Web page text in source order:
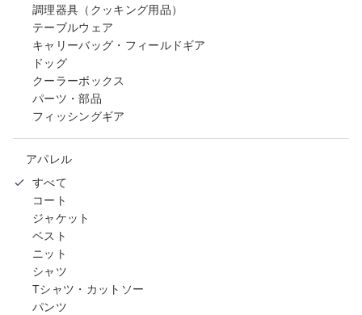
調理器具（クッキング用品）
テーブルウェア
キャリーバッグ・フィールドギア
ドッグ
クーラーボックス
パーツ・部品
フィッシングギア
アパレル
すべて
コート
ジャケット
ベスト
ニット
シャツ
Tシャツ・カットソー
パンツ